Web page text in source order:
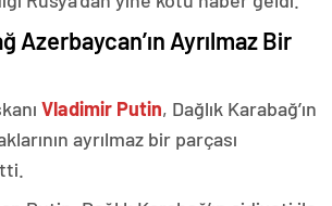
Azerbaycan’ın Ayrılmaz Bir
Vladimir Putin, Dağlık Karabağ’ın
ayrılmaz bir parçası